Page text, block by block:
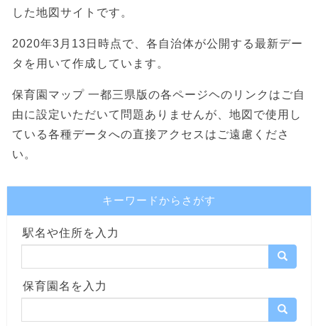
した地図サイトです。
2020年3月13日時点で、各自治体が公開する最新デー
タを用いて作成しています。
保育園マップ 一都三県版の各ページヘのリンクはご自
由に設定いただいて問題ありませんが、地図で使用し
ている各種データへの直接アクセスはご遠慮くださ
い。
キーワードからさがす
駅名や住所を入力
保育園名を入力